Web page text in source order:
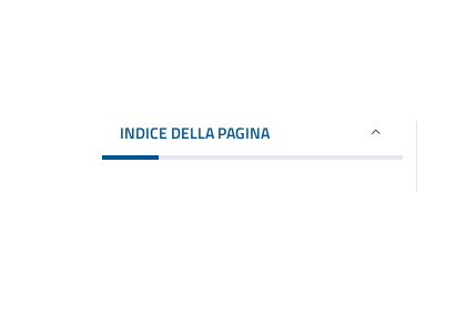
INDICE DELLA PAGINA